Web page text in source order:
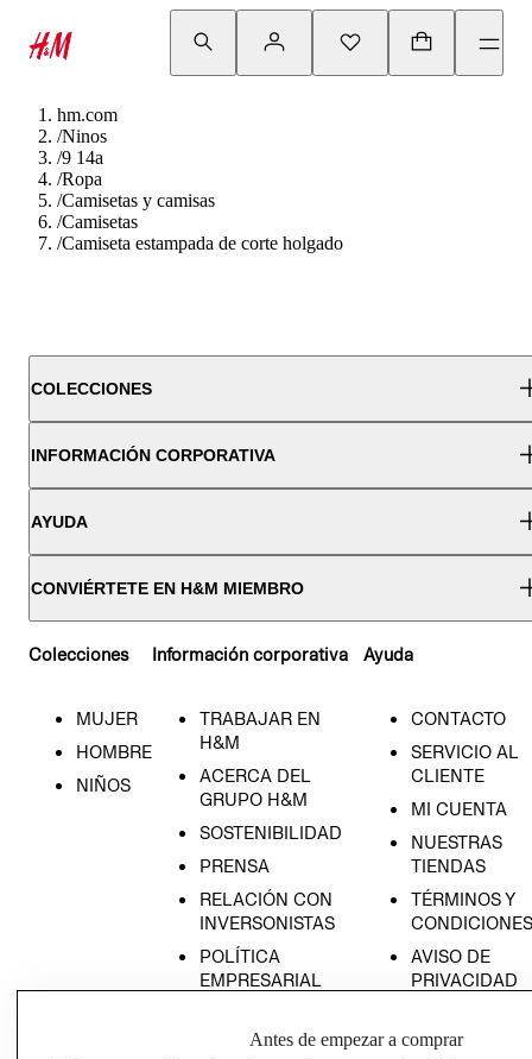
hm.com
/Ninos
/9 14a
/Ropa
/Camisetas y camisas
/Camisetas
/Camiseta estampada de corte holgado
COLECCIONES
INFORMACIÓN CORPORATIVA
AYUDA
CONVIÉRTETE EN H&M MIEMBRO
Colecciones
MUJER
HOMBRE
NIÑOS
Información corporativa
TRABAJAR EN
H&M
ACERCA DEL
GRUPO H&M
SOSTENIBILIDAD
PRENSA
RELACIÓN CON
INVERSONISTAS
POLÍTICA
EMPRESARIAL
Ayuda
CONTACTO
SERVICIO AL
CLIENTE
MI CUENTA
NUESTRAS
TIENDAS
TÉRMINOS Y
CONDICIONES
AVISO DE
PRIVACIDAD
AVISO DE
Antes de empezar a comprar